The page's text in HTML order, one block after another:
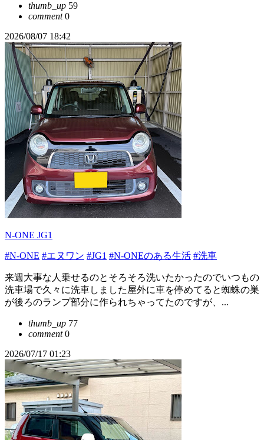
thumb_up 59
comment0
2026/08/07 18:42
N-ONE JG1
#N-ONE #エヌワン #JG1 #N-ONEのある生活 #洗車
来週大事な人乗せるのとそろそろ洗いたかったのでいつもの
洗車場で久々に洗車しました屋外に車を停めてると蜘蛛の巣
が後ろのランプ部分に作られちゃってたのですが、...
thumb_up 77
comment0
2026/07/17 01:23